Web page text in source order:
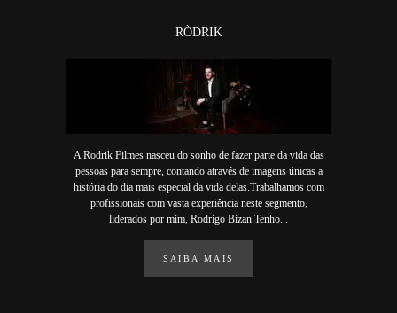
RÒDRIK
A Rodrik Filmes nasceu do sonho de fazer parte da vida das
pessoas para sempre, contando através de imagens únicas a
história do dia mais especial da vida delas.Trabalhamos com
profissionais com vasta experiência neste segmento,
liderados por mim, Rodrigo Bizan.Tenho...
SAIBA MAIS